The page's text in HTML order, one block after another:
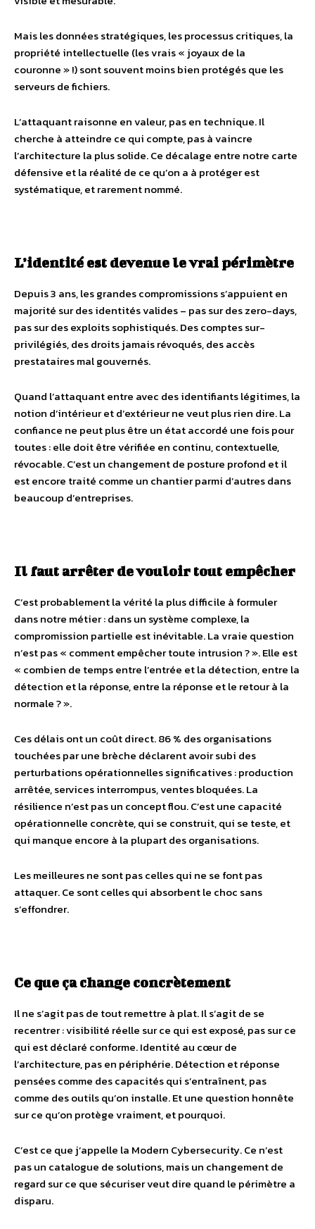
Mais les données stratégiques, les processus critiques, la
propriété intellectuelle (les vrais « joyaux de la
couronne » !) sont souvent moins bien protégés que les
serveurs de fichiers.
L’attaquant raisonne en valeur, pas en technique. Il
cherche à atteindre ce qui compte, pas à vaincre
l’architecture la plus solide. Ce décalage entre notre carte
défensive et la réalité de ce qu’on a à protéger est
systématique, et rarement nommé.
L’identité est devenue le vrai périmètre
Depuis 3 ans, les grandes compromissions s’appuient en
majorité sur des identités valides – pas sur des zero-days,
pas sur des exploits sophistiqués. Des comptes sur-
privilégiés, des droits jamais révoqués, des accès
prestataires mal gouvernés.
Quand l’attaquant entre avec des identifiants légitimes, la
notion d’intérieur et d’extérieur ne veut plus rien dire. La
confiance ne peut plus être un état accordé une fois pour
toutes : elle doit être vérifiée en continu, contextuelle,
révocable. C’est un changement de posture profond et il
est encore traité comme un chantier parmi d’autres dans
beaucoup d’entreprises.
Il faut arrêter de vouloir tout empêcher
C’est probablement la vérité la plus difficile à formuler
dans notre métier : dans un système complexe, la
compromission partielle est inévitable. La vraie question
n’est pas « comment empêcher toute intrusion ? ». Elle est
« combien de temps entre l’entrée et la détection, entre la
détection et la réponse, entre la réponse et le retour à la
normale ? ».
Ces délais ont un coût direct. 86 % des organisations
touchées par une brèche déclarent avoir subi des
perturbations opérationnelles significatives : production
arrêtée, services interrompus, ventes bloquées. La
résilience n’est pas un concept flou. C’est une capacité
opérationnelle concrète, qui se construit, qui se teste, et
qui manque encore à la plupart des organisations.
Les meilleures ne sont pas celles qui ne se font pas
attaquer. Ce sont celles qui absorbent le choc sans
s’effondrer.
Ce que ça change concrètement
Il ne s’agit pas de tout remettre à plat. Il s’agit de se
recentrer : visibilité réelle sur ce qui est exposé, pas sur ce
qui est déclaré conforme. Identité au cœur de
l’architecture, pas en périphérie. Détection et réponse
pensées comme des capacités qui s’entraînent, pas
comme des outils qu’on installe. Et une question honnête
sur ce qu’on protège vraiment, et pourquoi.
C’est ce que j’appelle la Modern Cybersecurity. Ce n’est
pas un catalogue de solutions, mais un changement de
regard sur ce que sécuriser veut dire quand le périmètre a
disparu.